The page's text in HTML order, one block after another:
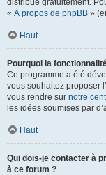
distribué gratuitement.
« À propos de phpBB »
Haut
Pourquoi la
Ce programme a été
vous souhaitez proposer
vous rendre sur notre
les idées soumises par
Haut
Qui dois-je contacter à
à ce forum ?